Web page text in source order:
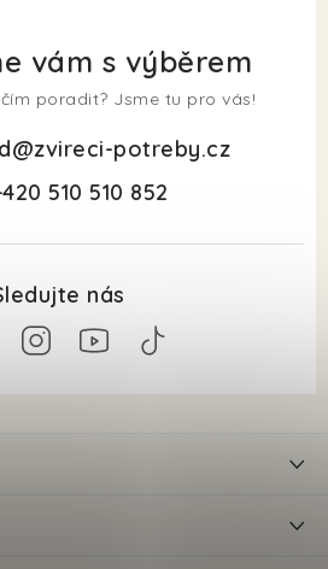
vám s výběrem
poradit? Jsme tu pro vás!
@zvireci-potreby.cz
510 510 852